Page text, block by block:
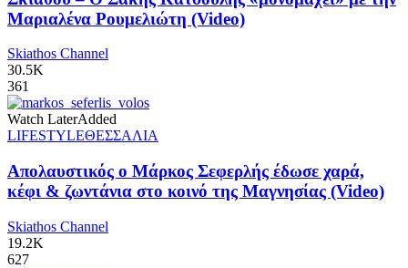
Μαριαλένα Ρουμελιώτη (Video)
Skiathos Channel
30.5K
361
Watch LaterAdded
LIFESTYLEΘΕΣΣΑΛΙΑ
Απολαυστικός ο Μάρκος Σεφερλής έδωσε χαρά,
κέφι & ζωντάνια στο κοινό της Μαγνησίας (Video)
Skiathos Channel
19.2K
627